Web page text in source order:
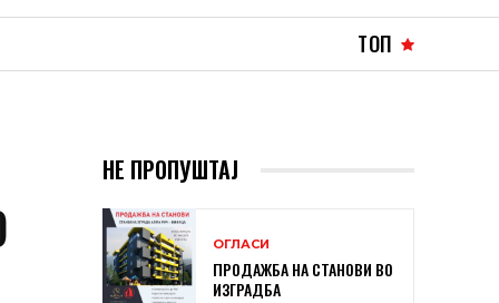
ТОП
НЕ ПРОПУШТАЈ
ОГЛАСИ
ПРОДАЖБА НА СТАНОВИ ВО
ИЗГРАДБА